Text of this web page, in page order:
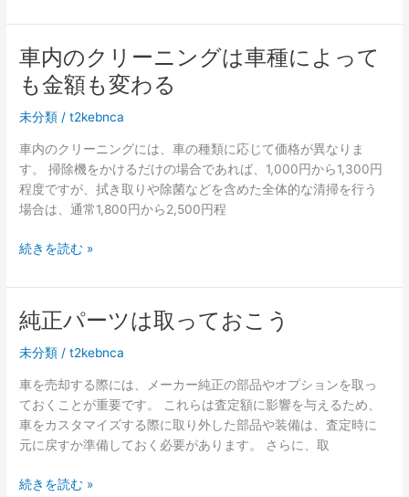
す
注
意
ロ
ー
ン
の
払
い
が
滞
る
ど
な
車内のクリーニングは車種によって
も金額も変わる
未分類 /t2kebnca
車内のクリーニングには、車の種類に応じて価格が異なりま
す。 掃除機をかけるだけの場合であれば、1,000円から1,300円
程度ですが、拭き取りや除菌などを含めた全体的な清掃を行う
場合は、通常1,800円から2,500円程
車
の
ク
リ
ー
ン
グ
は
車
に
続きを読む »
純正パーツは取っておこう
未分類 /t2kebnca
車を売却する際には、メーカー純正の部品やオプションを取っ
ておくことが重要です。 これらは査定額に影響を与えるため、
車をカスタマイズする際に取り外した部品や装備は、査定時に
元に戻すか準備しておく必要があります。 さらに、取
純
続きを読む »